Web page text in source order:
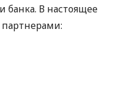
В настоящее
партнерами: